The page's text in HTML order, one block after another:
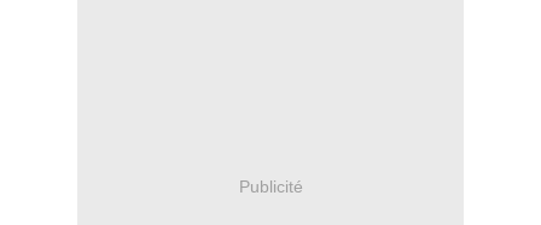
Publicité